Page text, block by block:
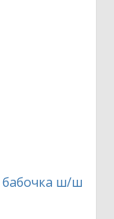
бабочка ш/ш